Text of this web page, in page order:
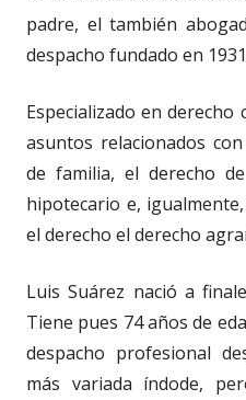
padre, el también
despacho fundado en
Especializado en
asuntos relacionados
de familia, el derecho
hipotecario e,
el derecho el derecho
Luis Suárez nació a
Tiene pues 74 años de
despacho profesional
más variada índode,